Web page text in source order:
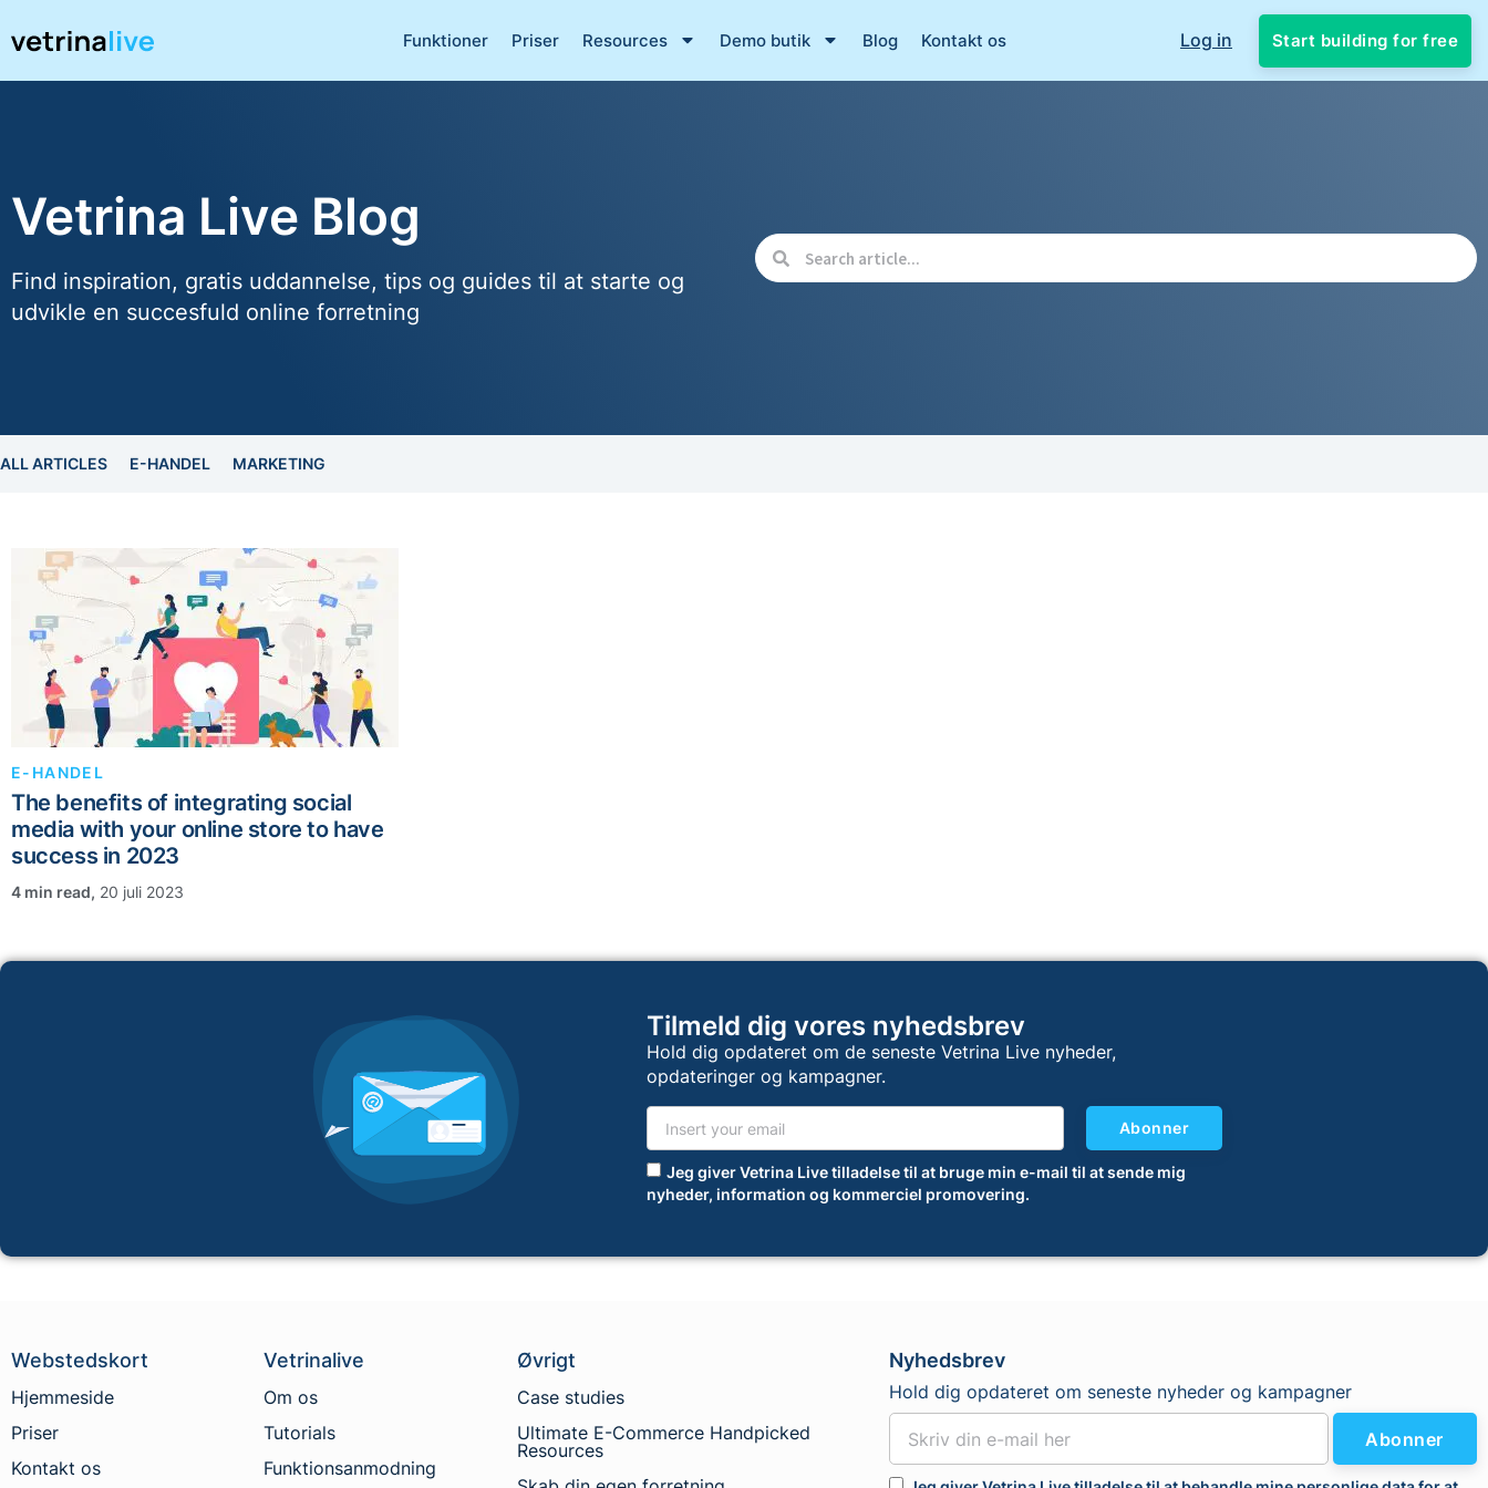
Funktioner Priser Resources Demo butik Blog Kontakt os Log in Start building for free
Vetrina Live Blog
Find inspiration, gratis uddannelse, tips og guides til at starte og
udvikle en succesfuld online forretning
ALL ARTICLES E-HANDEL MARKETING
E-HANDEL
The benefits of integrating social
media with your online store to have
success in 2023
, 20 juli 2023
Tilmeld dig vores nyhedsbrev
Hold dig opdateret om de seneste Vetrina Live nyheder,
opdateringer og kampagner.
Jeg giver Vetrina Live tilladelse til at bruge min e-mail til at sende mig
nyheder, information og kommerciel promovering.
Abonner
Webstedskort
Hjemmeside
Priser
Kontakt os
Vetrinalive
Om os
Tutorials
Funktionsanmodning
Øvrigt
Case studies
Ultimate E-Commerce Handpicked
Resources
Nyhedsbrev
Hold dig opdateret om seneste nyheder og kampagner
Abonner